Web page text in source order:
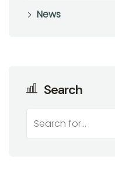
News
Search